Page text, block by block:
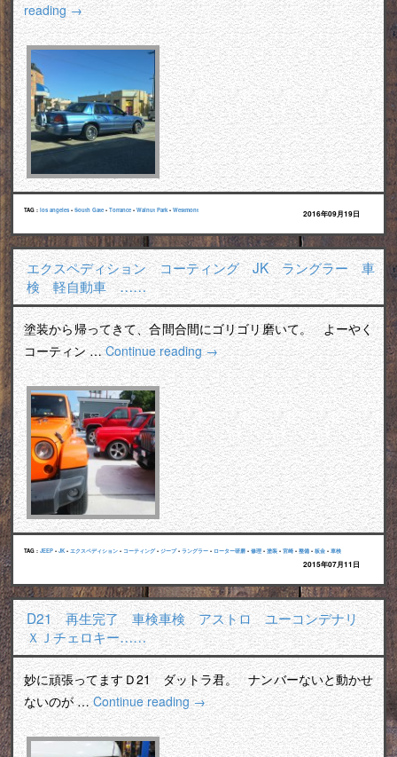
reading→
TAG : los angeles • South Gate • Torrance • Walnut Park • Westmont 2016年09月19日
エクスペディション コーティング JK ラングラー 車
検 軽自動車 ……
塗装から帰ってきて、合間合間にゴリゴリ磨いて。 よーやく
コーティン …Continue reading→
TAG : JEEP • JK • エクスペディション • コーティング• ジープ• ラングラー • ローター研磨 • 修理 • 塗装 • 宮崎 • 整備 • 板金 • 車検
2015年07月11日
D21 再生完了 車検車検 アストロ ユーコンデナリ
ＸＪチェロキー……
妙に頑張ってますＤ21 ダットラ君。 ナンバーないと動かせ
ないのが …Continue reading→